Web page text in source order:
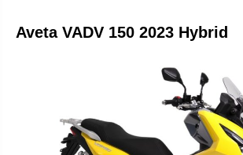
Aveta VADV 150 2023 Hybrid